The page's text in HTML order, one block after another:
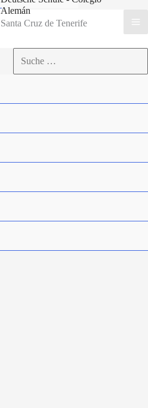
Alemán
Santa Cruz de Tenerife
Suchen
nach: